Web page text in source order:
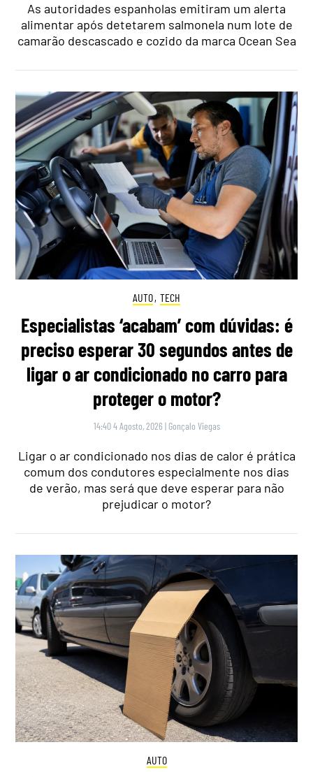
As autoridades espanholas emitiram um alerta
alimentar após detetarem salmonela num lote de
camarão descascado e cozido da marca Ocean Sea
AUTO, TECH
Especialistas ‘acabam’ com dúvidas: é
preciso esperar 30 segundos antes de
ligar o ar condicionado no carro para
proteger o motor?
14:40 4 Agosto, 2026 | Gonçalo Viegas
Ligar o ar condicionado nos dias de calor é prática
comum dos condutores especialmente nos dias
de verão, mas será que deve esperar para não
prejudicar o motor?
AUTO